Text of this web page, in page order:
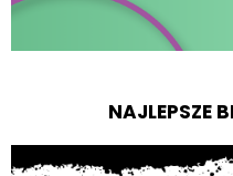
NAJLEPSZE